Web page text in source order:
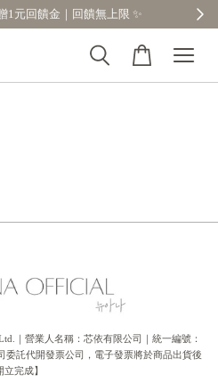
1元回饋金｜回饋無上限 ✨
｜營業人名稱：芯依有限公司｜統一編號：
委託代開發票公司，電子發票將於商品出貨後
立完成】